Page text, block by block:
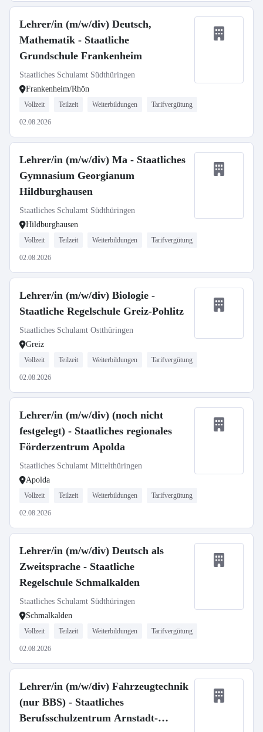
Lehrer/in (m/w/div) Deutsch,
Mathematik - Staatliche
Grundschule Frankenheim
Staatliches Schulamt Südthüringen
Frankenheim/Rhön
Vollzeit Teilzeit Weiterbildungen Tarifvergütung
02.08.2026
Lehrer/in (m/w/div) Ma - Staatliches
Gymnasium Georgianum
Hildburghausen
Staatliches Schulamt Südthüringen
Hildburghausen
Vollzeit Teilzeit Weiterbildungen Tarifvergütung
02.08.2026
Lehrer/in (m/w/div) Biologie -
Staatliche Regelschule Greiz-Pohlitz
Staatliches Schulamt Ostthüringen
Greiz
Vollzeit Teilzeit Weiterbildungen Tarifvergütung
02.08.2026
Lehrer/in (m/w/div) (noch nicht
festgelegt) - Staatliches regionales
Förderzentrum Apolda
Staatliches Schulamt Mittelthüringen
Apolda
Vollzeit Teilzeit Weiterbildungen Tarifvergütung
02.08.2026
Lehrer/in (m/w/div) Deutsch als
Zweitsprache - Staatliche
Regelschule Schmalkalden
Staatliches Schulamt Südthüringen
Schmalkalden
Vollzeit Teilzeit Weiterbildungen Tarifvergütung
02.08.2026
Lehrer/in (m/w/div) Fahrzeugtechnik
(nur BBS) - Staatliches
Berufsschulzentrum Arnstadt-